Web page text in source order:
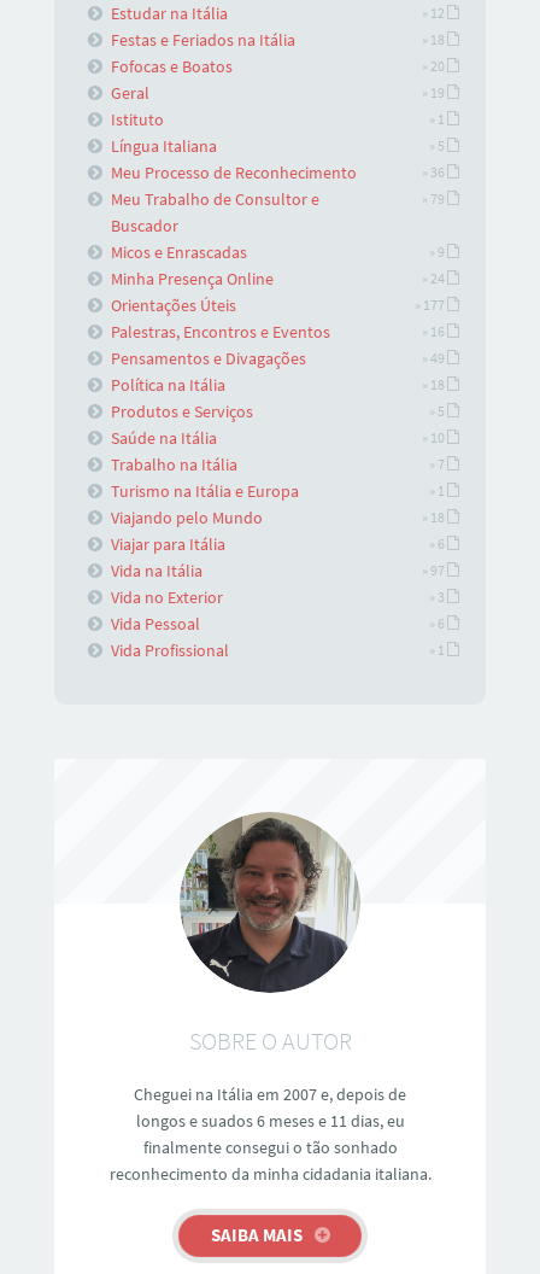
Estudar na Itália » 12
Festas e Feriados na Itália » 18
Fofocas e Boatos » 20
Geral » 19
Istituto » 1
Língua Italiana » 5
Meu Processo de Reconhecimento » 36
Meu Trabalho de Consultor e
Buscador
» 79
Micos e Enrascadas » 9
Minha Presença Online » 24
Orientações Úteis » 177
Palestras, Encontros e Eventos » 16
Pensamentos e Divagações » 49
Política na Itália » 18
Produtos e Serviços » 5
Saúde na Itália » 10
Trabalho na Itália » 7
Turismo na Itália e Europa » 1
Viajando pelo Mundo » 18
Viajar para Itália » 6
Vida na Itália » 97
Vida no Exterior » 3
Vida Pessoal » 6
Vida Profissional » 1
SOBRE O AUTOR
Cheguei na Itália em 2007 e, depois de
longos e suados 6 meses e 11 dias, eu
finalmente consegui o tão sonhado
reconhecimento da minha cidadania italiana.
SAIBA MAIS